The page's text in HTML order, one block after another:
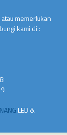
memerlukan
kami di :
LED &